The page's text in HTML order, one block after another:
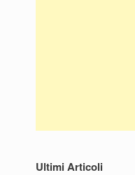
Ultimi Articoli